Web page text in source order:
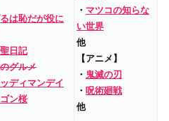
は恥だが役に
日記
グルメ
ディマンデイ
ゴン桜
・ マツコの知らな
い世界
他
【アニメ】
・ 鬼滅の刃
・ 呪術廻戦
他